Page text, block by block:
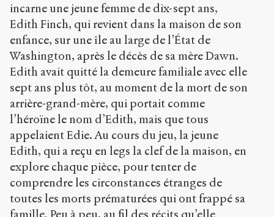
incarne une jeune femme de dix-sept ans,
Edith Finch, qui revient dans la maison de son
enfance, sur une île au large de l’État de
Washington, après le décès de sa mère Dawn.
Edith avait quitté la demeure familiale avec elle
sept ans plus tôt, au moment de la mort de son
arrière-grand-mère, qui portait comme
l’héroïne le nom d’Edith, mais que tous
appelaient Edie. Au cours du jeu, la jeune
Edith, qui a reçu en legs la clef de la maison, en
explore chaque pièce, pour tenter de
comprendre les circonstances étranges de
toutes les morts prématurées qui ont frappé sa
famille. Peu à peu, au fil des récits qu’elle